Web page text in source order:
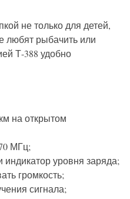
не только для детей,
любят рыбачить или
Т-388 удобно
на открытом
МГц;
уровня заряда;
громкость;
сигнала;